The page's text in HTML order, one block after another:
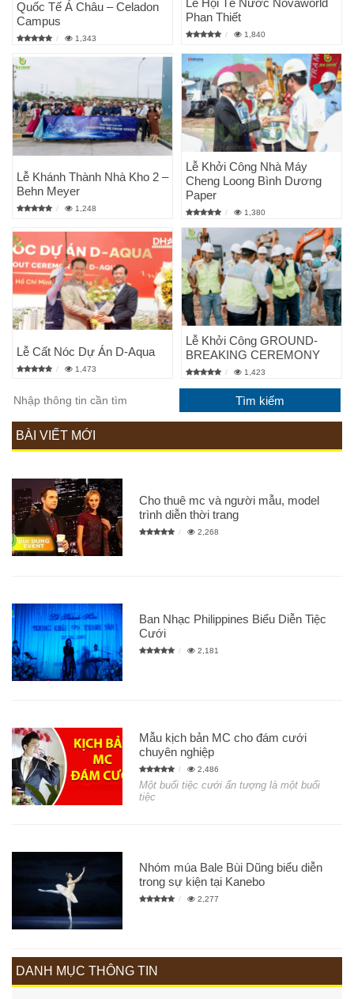
Quốc Tế Á Châu – Celadon
Campus
1,343
Lễ Hội Té Nước Novaworld
Phan Thiết
1,840
Lễ Khánh Thành Nhà Kho 2 –
Behn Meyer
1,248
Lễ Khởi Công Nhà Máy
Cheng Loong Bình Dương
Paper
1,380
Lễ Cất Nóc Dự Án D-Aqua
1,473
Lễ Khởi Công GROUND-
BREAKING CEREMONY
1,423
BÀI VIẾT MỚI
Cho thuê mc và người mẫu, model
trình diễn thời trang
2,268
Ban Nhạc Philippines Biểu Diễn Tiệc
Cưới
2,181
Mẫu kịch bản MC cho đám cưới
chuyên nghiệp
2,486
Một buổi tiệc cưới ấn tượng là một buổi
tiệc
Nhóm múa Bale Bùi Dũng biểu diễn
trong sự kiện tại Kanebo
2,277
DANH MỤC THÔNG TIN